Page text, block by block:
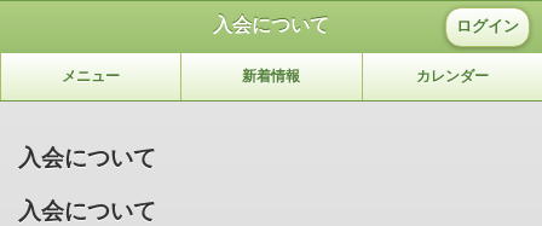
入会について ログイン
メニュー 新着情報 カレンダー
入会について
入会について